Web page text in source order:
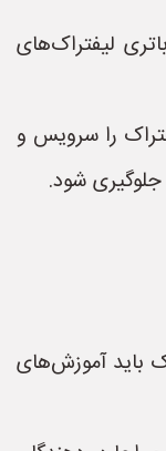
لیفتراک‌های
را سرویس و
جلوگیری شود.
باید آموزش‌های